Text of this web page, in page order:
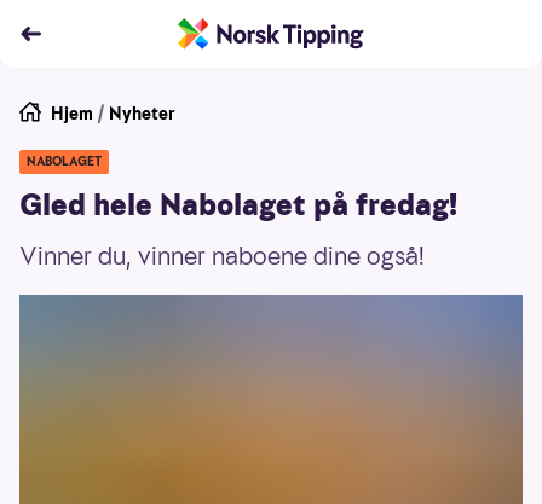
Hjem / Nyheter
NABOLAGET
Gled hele Nabolaget på fredag!
Vinner du, vinner naboene dine også!